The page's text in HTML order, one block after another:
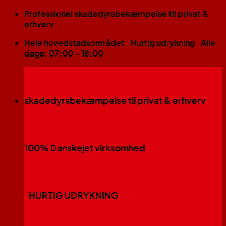
FortsætProfessionel skadedyrsbekæmpelse til privat &
erhverv
Hele hovedstadsområdet
Hurtig udrykning Alle
dage: 07:00 - 18:00
skadedyrsbekæmpelse til privat & erhverv
100% Danskejet virksomhed
HURTIG UDRYKNING